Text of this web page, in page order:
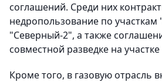
соглашений. Среди них
недропользование по участкам
"Северный-2", а также
совместной разведке на
Кроме того, в газовую отрасль